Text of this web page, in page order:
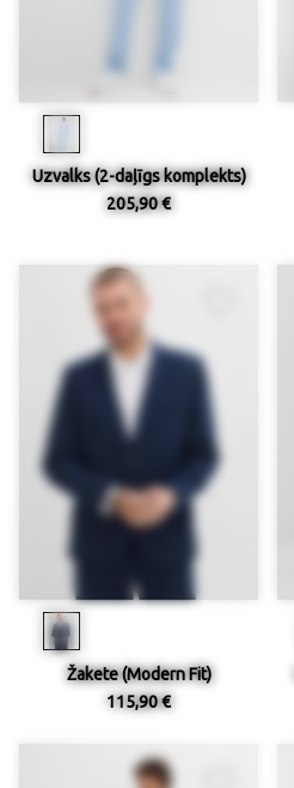
Uzvalks (2-daļīgs komplekts)
205,90 €
Žakete (Modern Fit)
115,90 €